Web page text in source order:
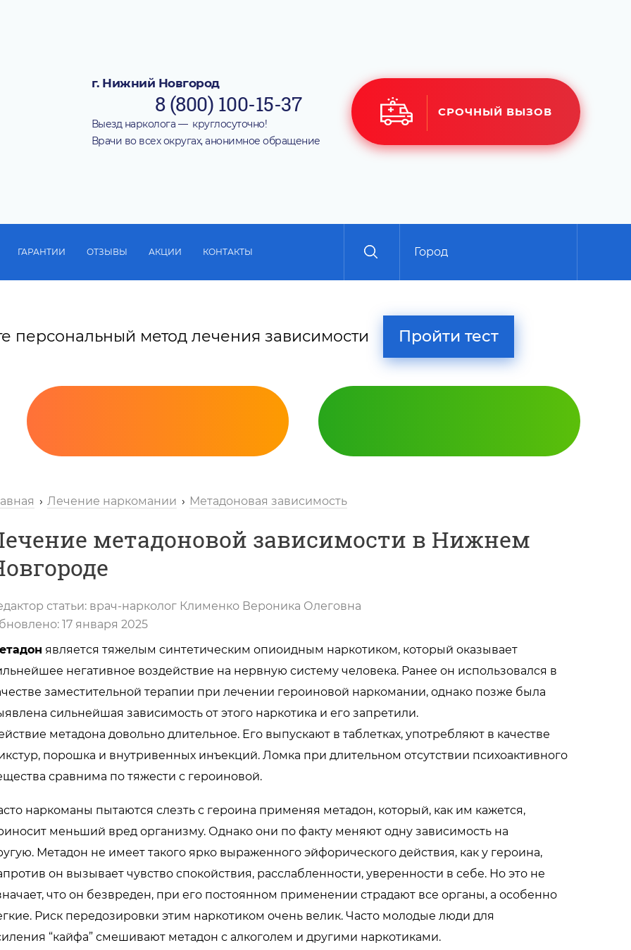
г. Нижний Новгород
8 (800) 100-15-37
Выезд нарколога — круглосуточно!
Врачи во всех округах, анонимное обращение
СРОЧНЫЙ ВЫЗОВ
ГАРАНТИИ ОТЗЫВЫ АКЦИИ КОНТАКТЫ Город
персональный метод лечения зависимости Пройти тест
Вызов нарколога
Лечение наркомании Метадоновая зависимость
метадоновой зависимости в Нижнем
статьи: врач-нарколог Клименко Вероника Олеговна
17 января 2025
является тяжелым синтетическим опиоидным наркотиком, который оказывает
негативное воздействие на нервную систему человека. Ранее он использовался в
заместительной терапии при лечении героиновой наркомании, однако позже была
сильнейшая зависимость от этого наркотика и его запретили.
метадона довольно длительное. Его выпускают в таблетках, употребляют в качестве
порошка и внутривенных инъекций. Ломка при длительном отсутствии психоактивного
сравнима по тяжести с героиновой.
наркоманы пытаются слезть с героина применяя метадон, который, как им кажется,
меньший вред организму. Однако они по факту меняют одну зависимость на
Метадон не имеет такого ярко выраженного эйфорического действия, как у героина,
он вызывает чувство спокойствия, расслабленности, уверенности в себе. Но это не
что он безвреден, при его постоянном применении страдают все органы, а особенно
Риск передозировки этим наркотиком очень велик. Часто молодые люди для
“кайфа” смешивают метадон с алкоголем и другими наркотиками.